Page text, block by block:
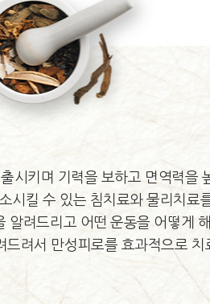
시키며 기력을 보하고 면역력을
시킬 수 있는 침치료와 물리치료
알려드리고 어떤 운동을 어떻게
려서 만성피로를 효과적으로 치